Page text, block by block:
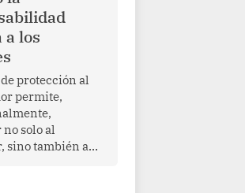
una oportunidad
el valor del
los
los pueblos y
imagen de
en una región
desafíos en
desarrollo,
y
a los
protección al
permite,
solo al
sino también a